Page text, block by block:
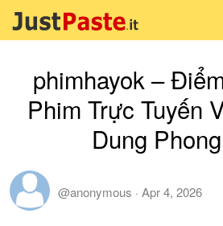
phimhayok –
Phim Trực Tuyến
Dung
@anonymous · Apr 4, 2026